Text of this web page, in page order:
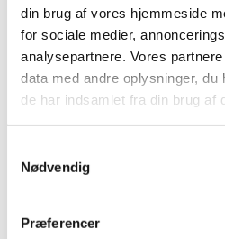
din brug af vores hjemmeside
for sociale medier,
analysepartnere. Vores
data med andre oplysninger, du
de har indsamlet fra din brug af
Nødvendig
Præferencer